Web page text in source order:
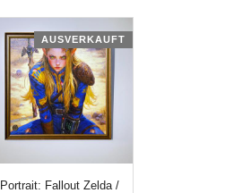
AUSVERKAUFT
Portrait: Fallout Zelda /